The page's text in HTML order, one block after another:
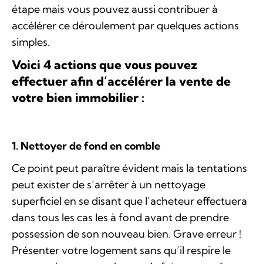
étape mais vous pouvez aussi contribuer à
accélérer ce déroulement par quelques actions
simples.
Voici 4 actions que vous pouvez
effectuer afin d’accélérer la vente de
votre bien immobilier :
1. Nettoyer de fond en comble
Ce point peut paraître évident mais la tentations
peut exister de s’arrêter à un nettoyage
superficiel en se disant que l’acheteur effectuera
dans tous les cas les à fond avant de prendre
possession de son nouveau bien. Grave erreur !
Présenter votre logement sans qu’il respire le